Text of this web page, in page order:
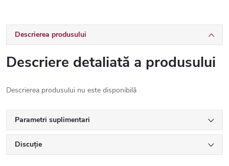
Descrierea produsului
Descriere detaliată a produsului
Descrierea produsului nu este disponibilă
Parametri suplimentari
Discuţie